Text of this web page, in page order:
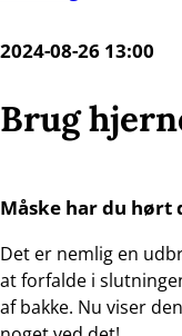
2024-08-26 13:00
Brug
Måske har du hørt
Det er nemlig en
at forfalde i
af bakke. Nu viser